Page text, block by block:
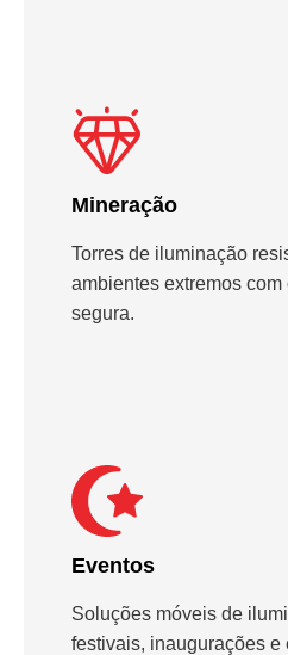
Mineração
Torres de iluminação
ambientes extremos
segura.
Eventos
Soluções móveis de
festivais, inaugurações e